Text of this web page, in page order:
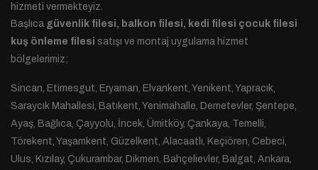
hizmeti vermekteyiz.
Başlıca güvenlik filesi, balkon filesi, kedi filesi çocuk filesi
kuş önleme filesi satışı ve montaj uygulama hizmet
bölgelerimiz;
Sincan, Etimesgut, Eryaman, Elvankent, Yenikent, Yapracık,
Saraycık Mahallesi, Batıkent, Yenimahalle, Demetevler, Şentepe,
Ayaş, Bağlıca, Çayyolu, İncek, Ümitköy, Çankaya, Temelli,
Törekent, Yaşamkent, Güzelkent, Alacaatlı, Keçiören, Cebeci,
Ulus, Kızılay, Çukurambar, Dikmen, Bahçelievler, Balgat, Ankara,